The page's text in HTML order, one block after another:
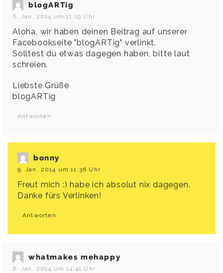
blogARTig
6. Jan. 2014 um 11:19 Uhr
Aloha, wir haben deinen Beitrag auf unserer
Facebookseite "blogARTig" verlinkt.
Solltest du etwas dagegen haben, bitte laut
schreien.
Liebste Grüße
blogARTig
Antworten
bonny
9. Jan. 2014 um 11:36 Uhr
Freut mich :) habe ich absolut nix dagegen.
Danke fürs Verlinken!
Antworten
whatmakes mehappy
6. Jan. 2014 um 14:41 Uhr